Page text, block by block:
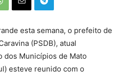
esta semana, o prefeito de
(PSDB), atual
dos Municípios de Mato
esteve reunido com o